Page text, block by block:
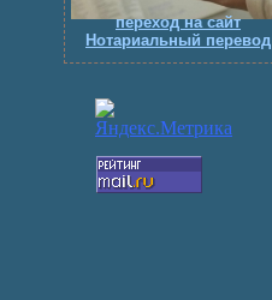
переход на сайт
Нотариальный перевод